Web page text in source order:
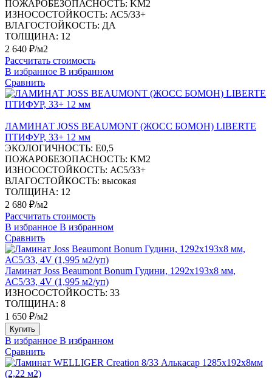
ПОЖАРОБЕЗОПАСНОСТЬ: KM2
ИЗНОСОСТОЙКОСТЬ: АС5/33+
ВЛАГОСТОЙКОСТЬ: ДА
ТОЛЩИНА: 12
2 640 ₽/м2
Рассчитать стоимость
В избранное В избранном
Сравнить
ЛАМИНАТ JOSS BEAUMONT (ЖОСС БОМОН) LIBERTE
ПТИФУР, 33+ 12 мм
ЭКОЛОГИЧНОСТЬ: Е0,5
ПОЖАРОБЕЗОПАСНОСТЬ: KM2
ИЗНОСОСТОЙКОСТЬ: АС5/33+
ВЛАГОСТОЙКОСТЬ: высокая
ТОЛЩИНА: 12
2 680 ₽/м2
Рассчитать стоимость
В избранное В избранном
Сравнить
Ламинат Joss Beaumont Bonum Гудини, 1292х193х8 мм,
АС5/33, 4V (1,995 м2/уп)
ИЗНОСОСТОЙКОСТЬ: 33
ТОЛЩИНА: 8
1 650 ₽/м2
Купить
В избранное В избранном
Сравнить